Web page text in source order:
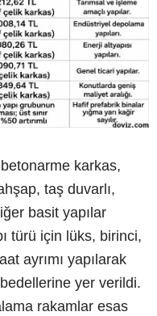
karkas,
taş duvarlı,
basit yapılar
türü için lüks, birinci,
ayrımı yapılarak
yer verildi.
rakamlar esas